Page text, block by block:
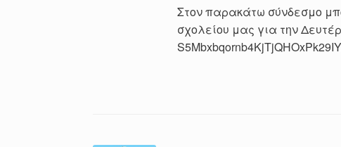
Στον παρακάτω σύνδεσμο
σχολείου μας για την